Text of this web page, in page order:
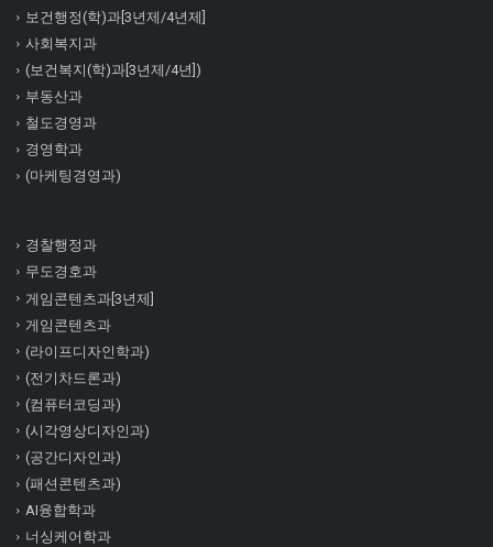
보건행정(학)과[3년제/4년제]
사회복지과
(보건복지(학)과[3년제/4년])
부동산과
철도경영과
경영학과
(마케팅경영과)
경찰행정과
무도경호과
게임콘텐츠과[3년제]
게임콘텐츠과
(라이프디자인학과)
(전기차드론과)
(컴퓨터코딩과)
(시각영상디자인과)
(공간디자인과)
(패션콘텐츠과)
AI융합학과
너싱케어학과